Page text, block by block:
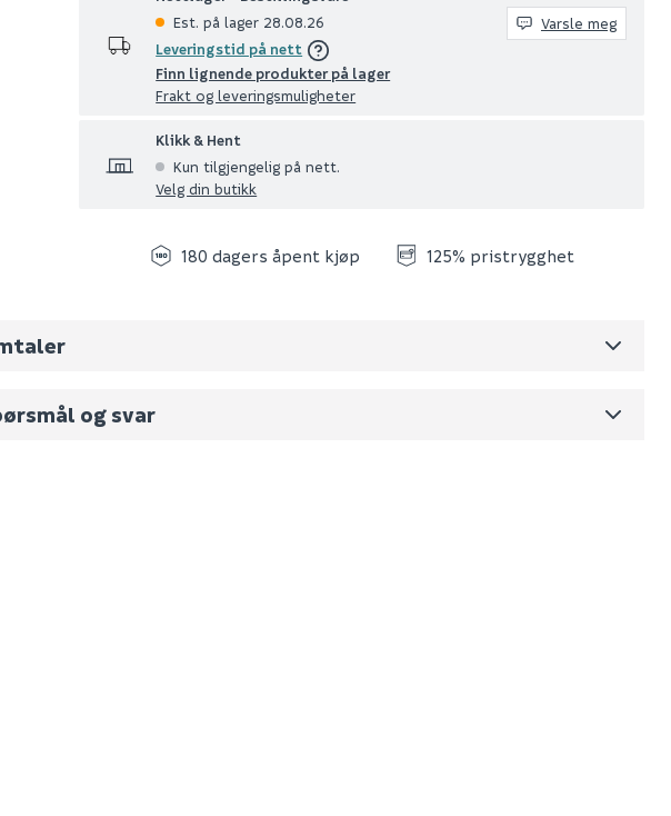
Est. på lager 28.08.26
Leveringstid på nett
Finn lignende produkter på lager
Frakt og leveringsmuligheter
Varsle meg
Klikk & Hent
Kun tilgjengelig på nett.
Velg din butikk
180 dagers åpent kjøp 125% pristrygghet
og svar